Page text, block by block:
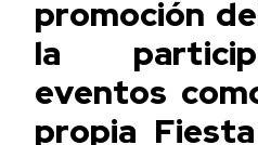
promoción
la
eventos
propia